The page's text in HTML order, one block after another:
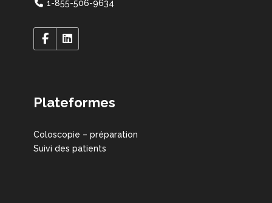
1-855-506-9634
Plateformes
Coloscopie – préparation
Suivi des patients